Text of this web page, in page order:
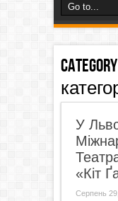
У
«Кіт
Серпень